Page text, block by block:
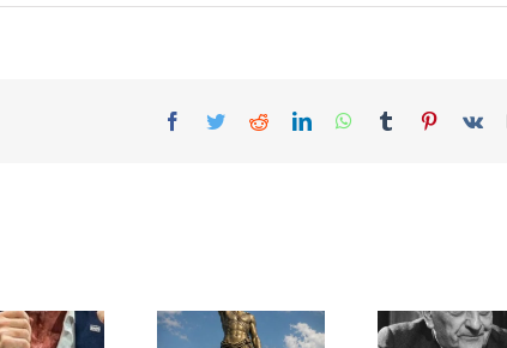
Facebook
TwitterRedditLinkedInWhatsApp
Tumblr Pinterest
Vk
Une lettre